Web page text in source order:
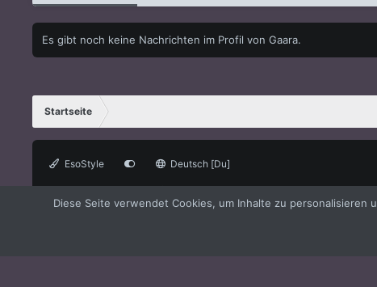
Es gibt noch keine Nachrichten im Profil von Gaara.
Startseite
EsoStyle Deutsch [Du]
®
Diese Seite verwendet Cookies, um Inhalte zu